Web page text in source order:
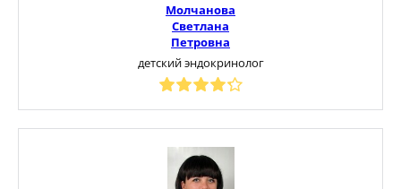
Молчанова
Светлана
Петровна
детский эндокринолог